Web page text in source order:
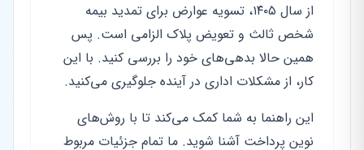
از سال ۱۴۰۵، تسویه عوارض برای تمدید بیمه
شخص ثالث و تعویض پلاک الزامی است. پس
همین حالا بدهی‌های خود را بررسی کنید. با این
کار، از مشکلات اداری در آینده جلوگیری می‌کنید.
این راهنما به شما کمک می‌کند تا با روش‌های
نوین پرداخت آشنا شوید. ما تمام جزئیات مربوط